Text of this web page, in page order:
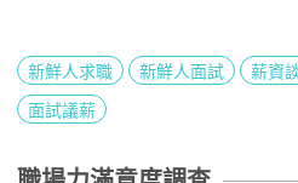
新鮮人求職 新鮮人面試 薪資
面試議薪